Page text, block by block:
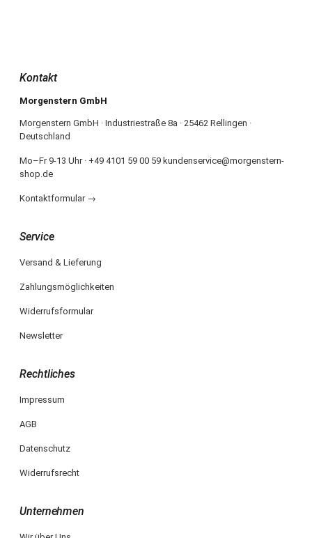
Kontakt
Morgenstern GmbH
Morgenstern GmbH · Industriestraße 8a · 25462 Rellingen ·
Deutschland
Mo–Fr 9-13 Uhr · +49 4101 59 00 59 kundenservice@morgenstern-
shop.de
Kontaktformular →
Service
Versand & Lieferung
Zahlungsmöglichkeiten
Widerrufsformular
Newsletter
Rechtliches
Impressum
AGB
Datenschutz
Widerrufsrecht
Unternehmen